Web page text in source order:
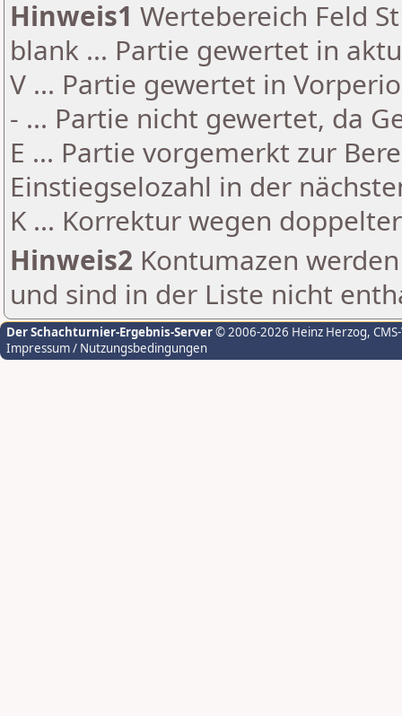
Hinweis1 Wertebereich Feld
blank ... Partie gewertet in
V ... Partie gewertet in
- ... Partie nicht gewertet, da
E ... Partie vorgemerkt zur
Einstiegselozahl in der
K ... Korrektur wegen
Hinweis2 Kontumazen
und sind in der Liste nicht
Der Schachturnier-Ergebnis-Server© 2006-2026 Heinz Herzog,
Impressum / Nutzungsbedingungen